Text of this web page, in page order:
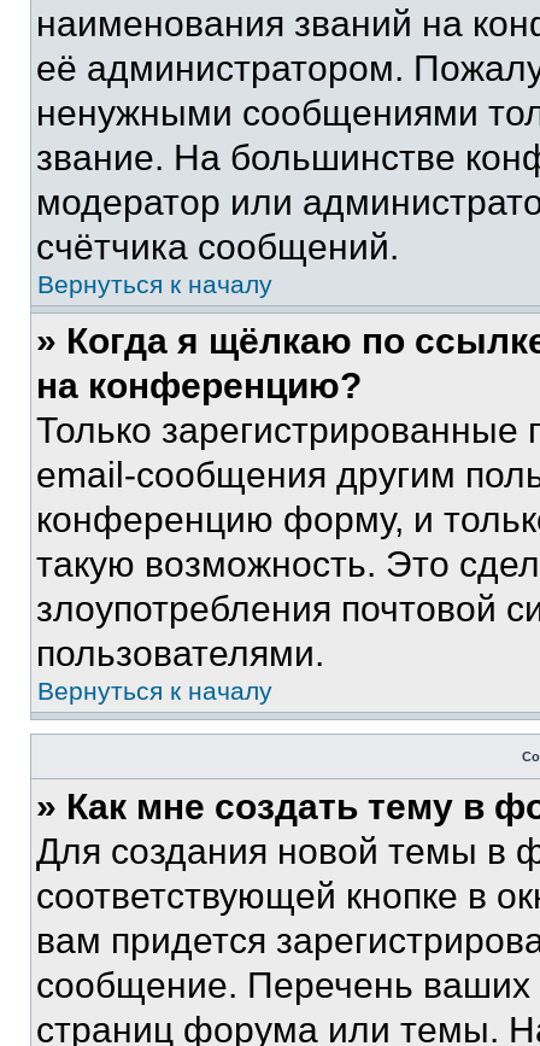
наименования званий на
её администратором.
ненужными сообщениями
звание. На большинстве
модератор или
счётчика сообщений.
Вернуться к началу
» Когда я щёлкаю по
на конференцию?
Только зарегистрированные
email-сообщения другим
конференцию форму, и
такую возможность. Это
злоупотребления почтовой
пользователями.
Вернуться к началу
» Как мне создать тему в
Для создания новой темы в
соответствующей кнопке в
вам придется
сообщение. Перечень ваших
страниц форума или темы.